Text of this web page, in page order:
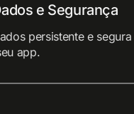
e Segurança
persistente e segura
app.